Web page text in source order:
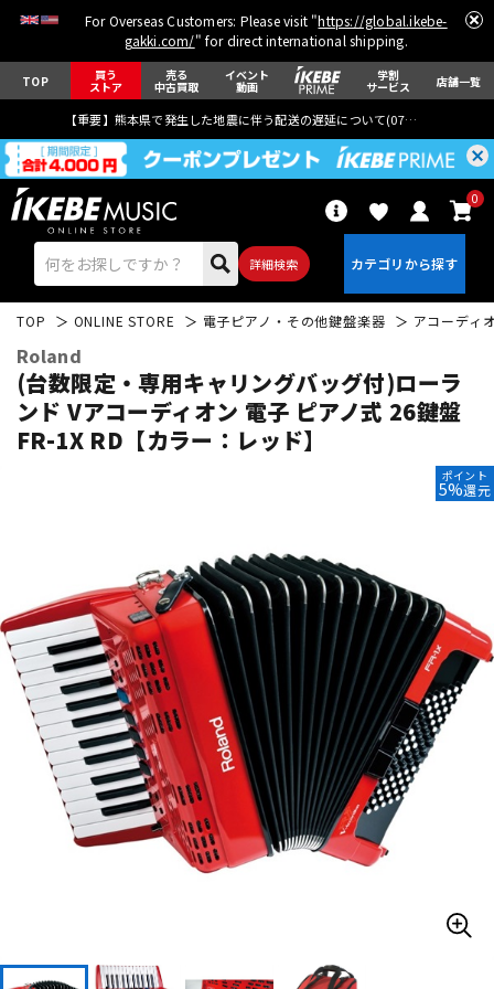
For Overseas Customers: Please visit "https://global.ikebe-
gakki.com/" for direct international shipping.
TOP 買う
ストア
売る
中古買取
イベント
動画
学割
サービス 店舗一覧
【重要】熊本県で発生した地震に伴う配送の遅延について(07月29日
詳細検索
0
エレキギター
ドラム パーカッション
キーボード 電子ピアノ
管楽器 その他楽器
アンプ エフェクター
TOP ONLINE STORE 電子ピアノ・その他鍵盤楽器 アコーディ
Roland
(台数限定・専用キャリングバッグ付)ローラ
ンド Vアコーディオン 電子 ピアノ式 26鍵盤
FR-1X RD【カラー：レッド】
ポイント
5%還元